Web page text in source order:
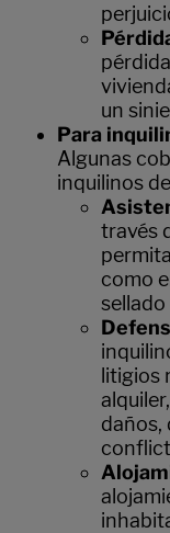
un
Para
Algunas
inquilinos
través
como
sellado
litigios
daños,